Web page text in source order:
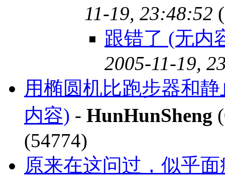
11-19, 23:48:52
跟错了 (无内
2005-11-19,
用椭圆机比跑步器和
内容) - HunHunSheng
(54774)
原来在这问过，似乎